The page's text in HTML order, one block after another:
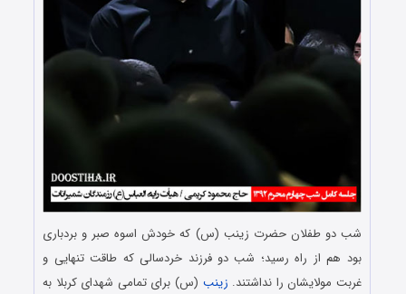
شب دو طفلان حضرت زینب (س) که خودش اسوه صبر و بردباری
بود هم از راه رسید؛ شب دو فرزند خردسالی که طاقت تنهایی و
غربت مولایشان را نداشتند. زینب (س) برای تمامی شهدای کربلا به